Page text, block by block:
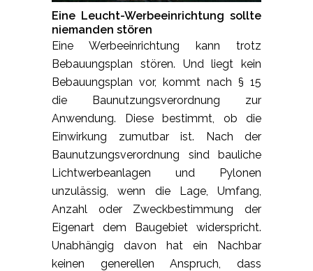
Eine Leucht-Werbeeinrichtung sollte
niemanden stören
Eine Werbeeinrichtung kann trotz
Bebauungsplan stören. Und liegt kein
Bebauungsplan vor, kommt nach § 15
die Baunutzungsverordnung zur
Anwendung. Diese bestimmt, ob die
Einwirkung zumutbar ist. Nach der
Baunutzungsverordnung sind bauliche
Lichtwerbeanlagen und Pylonen
unzulässig, wenn die Lage, Umfang,
Anzahl oder Zweckbestimmung der
Eigenart dem Baugebiet widerspricht.
Unabhängig davon hat ein Nachbar
keinen generellen Anspruch, dass